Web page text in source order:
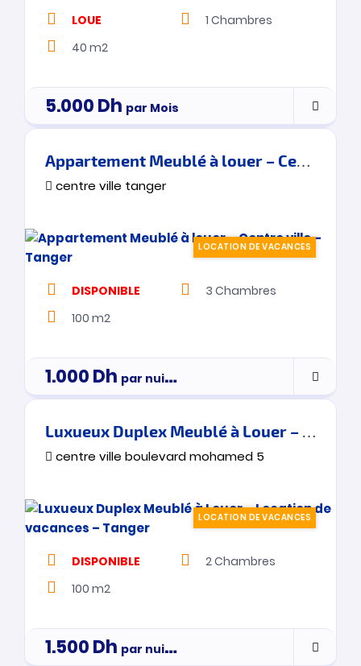
LOUE 1 Chambres
40 m2
5.000Dh par Mois
Appartement Meublé à louer – Centre ville – Tanger
centre ville tanger
LOCATION DE VACANCES
DISPONIBLE 3 Chambres
100 m2
1.000Dh par nuitée
Luxueux Duplex Meublé à Louer – Location de vacances – Tanger
centre ville boulevard mohamed 5
LOCATION DE VACANCES
DISPONIBLE 2Chambres
100 m2
1.500Dh par nuitée